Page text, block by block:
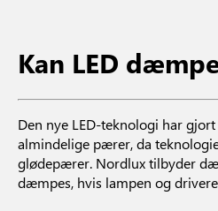
Kan LED
Den nye LED-teknologi har
almindelige pærer, da
glødepærer. Nordlux tilbyder
dæmpes, hvis lampen og